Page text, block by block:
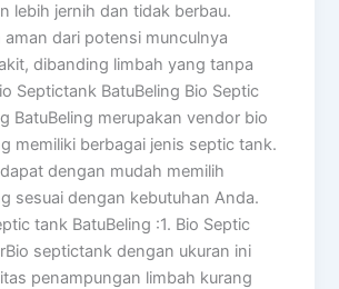
lebih jernih dan tidak berbau.
aman dari potensi munculnya
dibanding limbah yang tanpa
Septictank BatuBeling Bio Septic
BatuBeling merupakan vendor bio
memiliki berbagai jenis septic tank.
dengan mudah memilih
sesuai dengan kebutuhan Anda.
tank BatuBeling :1. Bio Septic
septictank dengan ukuran ini
penampungan limbah kurang